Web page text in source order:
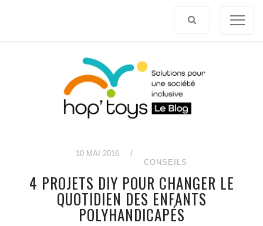
10 MAI 2016
/
CONSEILS
4 PROJETS DIY POUR CHANGER LE
QUOTIDIEN DES ENFANTS
POLYHANDICAPÉS